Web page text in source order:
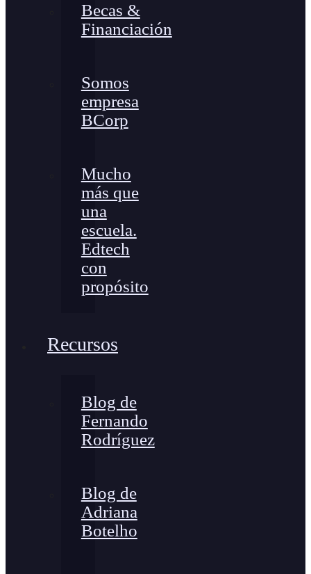
Becas &
Financiación
Somos
empresa
BCorp
Mucho
más que
una
escuela.
Edtech
con
propósito
Recursos
Blog de
Fernando
Rodríguez
Blog de
Adriana
Botelho